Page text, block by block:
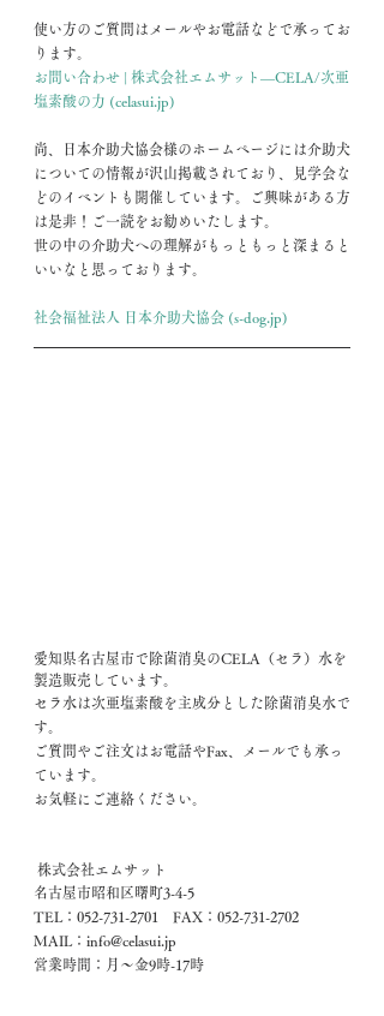
使い方のご質問はメールやお電話などで承ってお
ります。
お問い合わせ | 株式会社エムサット―CELA/次亜
塩素酸の力 (celasui.jp)
尚、日本介助犬協会様のホームページには介助犬
についての情報が沢山掲載されており、見学会な
どのイベントも開催しています。ご興味がある方
は是非！ご一読をお勧めいたします。
世の中の介助犬への理解がもっともっと深まると
いいなと思っております。
社会福祉法人 日本介助犬協会 (s-dog.jp)
愛知県名古屋市で除菌消臭のCELA（セラ）水を
製造販売しています。
セラ水は次亜塩素酸を主成分とした除菌消臭水で
す。
ご質問やご注文はお電話やFax、メールでも承っ
ています。
お気軽にご連絡ください。
株式会社エムサット
名古屋市昭和区曙町3-4-5
TEL：052-731-2701　FAX：052-731-2702
MAIL：info@celasui.jp
営業時間：月～金9時-17時